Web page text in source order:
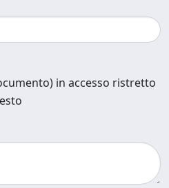
in accesso ristretto